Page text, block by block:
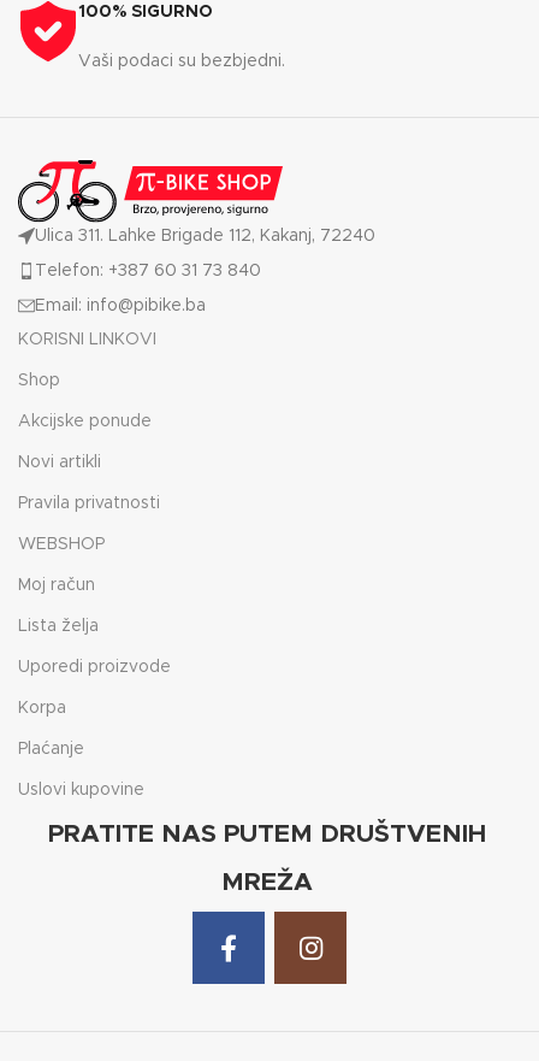
100% SIGURNO
Vaši podaci su bezbjedni.
Ulica 311. Lahke Brigade 112, Kakanj, 72240
Telefon: +387 60 31 73 840
Email: info@pibike.ba
KORISNI LINKOVI
Shop
Akcijske ponude
Novi artikli
Pravila privatnosti
WEBSHOP
Moj račun
Lista želja
Uporedi proizvode
Korpa
Plaćanje
Uslovi kupovine
PRATITE NAS PUTEM DRUŠTVENIH
MREŽA